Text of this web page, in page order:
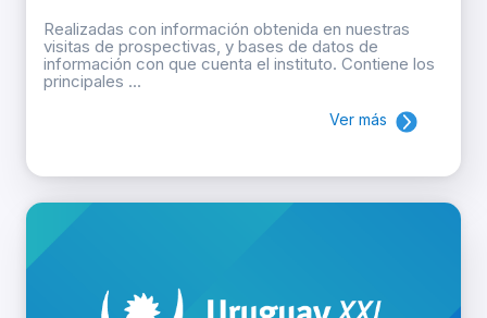
Realizadas con información obtenida en nuestras
visitas de prospectivas, y bases de datos de
información con que cuenta el instituto. Contiene los
principales ...
Ver más